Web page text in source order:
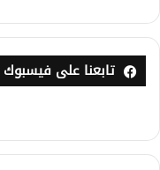
تابعنا على فيسبوك